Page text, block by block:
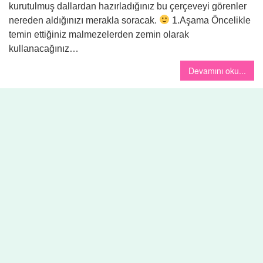
kurutulmuş dallardan hazırladığınız bu çerçeveyi görenler
nereden aldığınızı merakla soracak.
1.Aşama Öncelikle
temin ettiğiniz malmezelerden zemin olarak
kullanacağınız…
Devamını oku...